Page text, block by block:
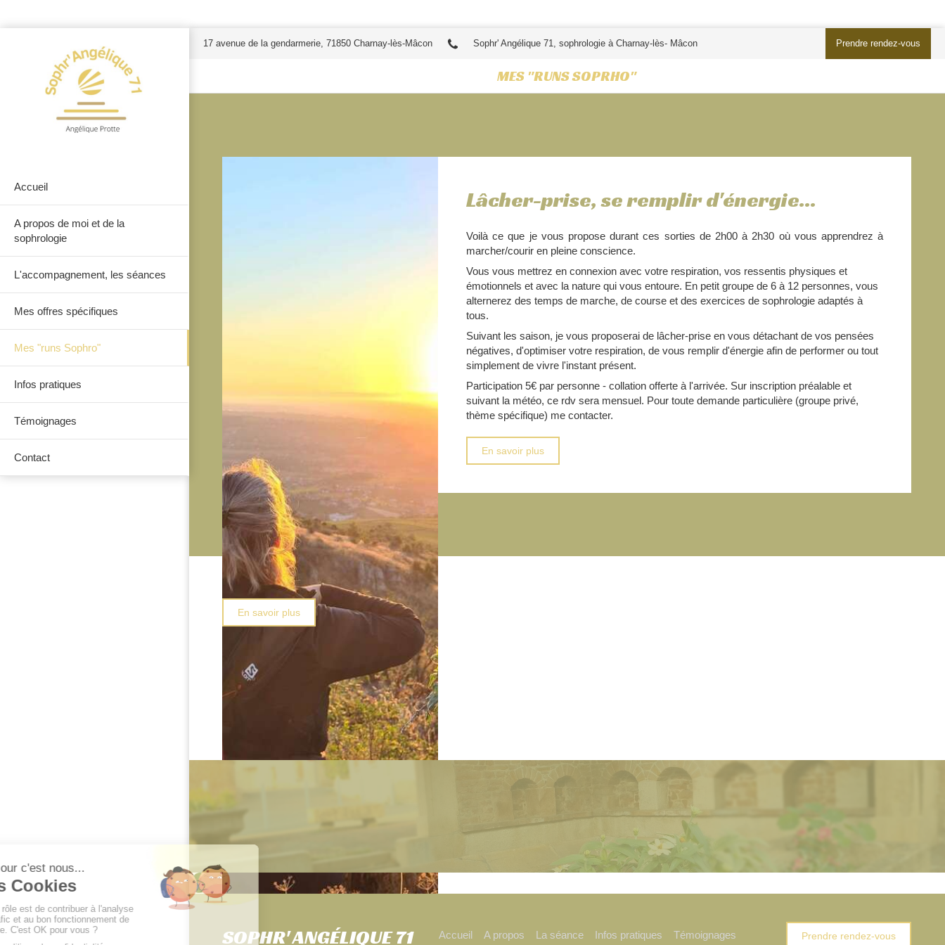
Accueil
A propos de moi et de la
sophrologie
L'accompagnement, les séances
Mes offres spécifiques
Mes "runs Sophro"
Infos pratiques
Témoignages
Contact
17 avenue de la gendarmerie, 71850 Charnay-lès-Mâcon Sophr' Angélique 71, sophrologie à Charnay-lès- Mâcon Prendre rendez-vous
MES "RUNS SOPRHO"
Lâcher-prise, se remplir d'énergie...
Voilà ce que je vous propose durant ces sorties de 2h00 à 2h30 où vous apprendrez à
marcher/courir en pleine conscience.
Vous vous mettrez en connexion avec votre respiration, vos ressentis physiques et
émotionnels et avec la nature qui vous entoure. En petit groupe de 6 à 12 personnes, vous
alternerez des temps de marche, de course et des exercices de sophrologie adaptés à
tous.
Suivant les saison, je vous proposerai de lâcher-prise en vous détachant de vos pensées
négatives, d'optimiser votre respiration, de vous remplir d'énergie afin de performer ou tout
simplement de vivre l'instant présent.
Participation 5€ par personne - collation offerte à l'arrivée. Sur inscription préalable et
suivant la météo, ce rdv sera mensuel. Pour toute demande particulière (groupe privé,
thème spécifique) me contacter.
En savoir plus
En savoir plus
SOPHR' ANGÉLIQUE 71 Accueil A propos La séance Infos pratiques Témoignages Prendre rendez-vous